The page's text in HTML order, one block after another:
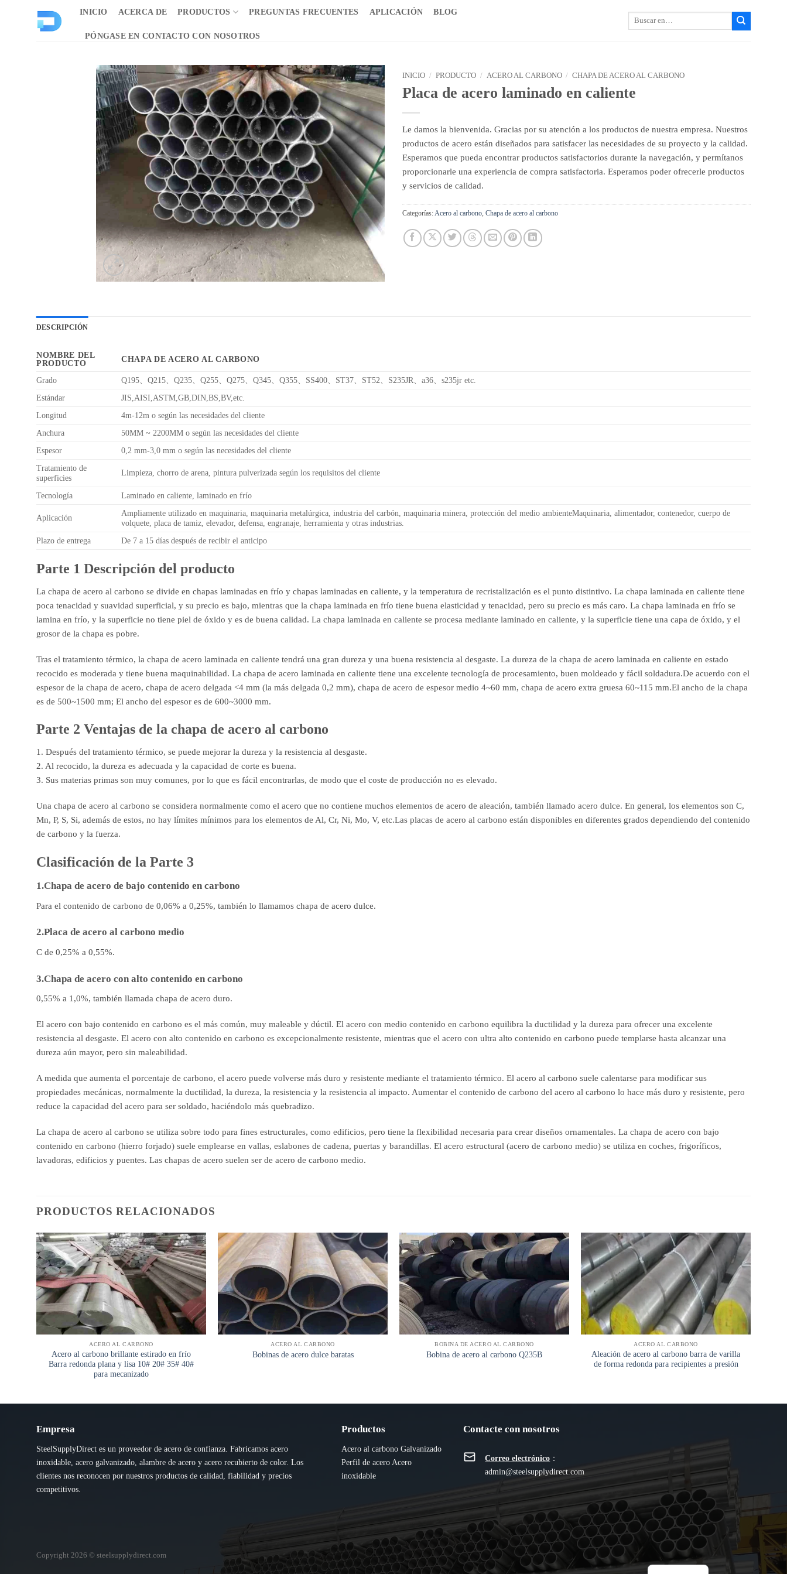
INICIO ACERCA DE PRODUCTOS PREGUNTAS FRECUENTES APLICACIÓN BLOG
PÓNGASE EN CONTACTO CON NOSOTROS
Buscar:
INICIO / PRODUCTO / ACERO AL CARBONO / CHAPA DE ACERO AL CARBONO
Placa de acero laminado en caliente
Le damos la bienvenida. Gracias por su atención a los productos de nuestra empresa. Nuestros
productos de acero están diseñados para satisfacer las necesidades de su proyecto y la calidad.
Esperamos que pueda encontrar productos satisfactorios durante la navegación, y permítanos
proporcionarle una experiencia de compra satisfactoria. Esperamos poder ofrecerle productos
y servicios de calidad.
Categorías: Acero al carbono Chapa de acero al carbono
DESCRIPCIÓN
NOMBRE DEL
PRODUCTO
CHAPA DE ACERO AL CARBONO
Grado
Q195、Q215、Q235、Q255、Q275、Q345、Q355、SS400、ST37、ST52、S235JR、a36、s235jr etc.
Estándar
JIS,AISI,ASTM,GB,DIN,BS,BV,etc.
Longitud
4m-12m o según las necesidades del cliente
Anchura
50MM ~ 2200MM o según las necesidades del cliente
Espesor
0,2 mm-3,0 mm o según las necesidades del cliente
Tratamiento de
superficies
Limpieza, chorro de arena, pintura pulverizada según los requisitos del cliente
Tecnología Laminado en caliente, laminado en frío
Aplicación
Ampliamente utilizado en maquinaria, maquinaria metalúrgica, industria del carbón, maquinaria minera, protección del medio ambienteMaquinaria, alimentador, contenedor, cuerpo de
volquete, placa de tamiz, elevador, defensa, engranaje, herramienta y otras industrias.
Plazo de entrega
De 7 a 15 días después de recibir el anticipo
Parte 1 Descripción del producto
La chapa de acero al carbono se divide en chapas laminadas en frío y chapas laminadas en caliente, y la temperatura de recristalización es el punto distintivo. La chapa laminada en caliente tiene
poca tenacidad y suavidad superficial, y su precio es bajo, mientras que la chapa laminada en frío tiene buena elasticidad y tenacidad, pero su precio es más caro. La chapa laminada en frío se
lamina en frío, y la superficie no tiene piel de óxido y es de buena calidad. La chapa laminada en caliente se procesa mediante laminado en caliente, y la superficie tiene una capa de óxido, y el
grosor de la chapa es pobre.
Tras el tratamiento térmico, la chapa de acero laminada en caliente tendrá una gran dureza y una buena resistencia al desgaste. La dureza de la chapa de acero laminada en caliente en estado
recocido es moderada y tiene buena maquinabilidad. La chapa de acero laminada en caliente tiene una excelente tecnología de procesamiento, buen moldeado y fácil soldadura.De acuerdo con el
espesor de la chapa de acero, chapa de acero delgada <4 mm (la más delgada 0,2 mm), chapa de acero de espesor medio 4~60 mm, chapa de acero extra gruesa 60~115 mm.El ancho de la chapa
es de 500~1500 mm; El ancho del espesor es de 600~3000 mm.
Parte 2 Ventajas de la chapa de acero al carbono
1. Después del tratamiento térmico, se puede mejorar la dureza y la resistencia al desgaste.
2. Al recocido, la dureza es adecuada y la capacidad de corte es buena.
3. Sus materias primas son muy comunes, por lo que es fácil encontrarlas, de modo que el coste de producción no es elevado.
Una chapa de acero al carbono se considera normalmente como el acero que no contiene muchos elementos de acero de aleación, también llamado acero dulce. En general, los elementos son C,
Mn, P, S, Si, además de estos, no hay límites mínimos para los elementos de Al, Cr, Ni, Mo, V, etc.Las placas de acero al carbono están disponibles en diferentes grados dependiendo del contenido
de carbono y la fuerza.
Clasificación de la Parte 3
1.Chapa de acero de bajo contenido en carbono
Para el contenido de carbono de 0,06% a 0,25%, también lo llamamos chapa de acero dulce.
2.Placa de acero al carbono medio
C de 0,25% a 0,55%.
3.Chapa de acero con alto contenido en carbono
0,55% a 1,0%, también llamada chapa de acero duro.
El acero con bajo contenido en carbono es el más común, muy maleable y dúctil. El acero con medio contenido en carbono equilibra la ductilidad y la dureza para ofrecer una excelente
resistencia al desgaste. El acero con alto contenido en carbono es excepcionalmente resistente, mientras que el acero con ultra alto contenido en carbono puede templarse hasta alcanzar una
dureza aún mayor, pero sin maleabilidad.
A medida que aumenta el porcentaje de carbono, el acero puede volverse más duro y resistente mediante el tratamiento térmico. El acero al carbono suele calentarse para modificar sus
propiedades mecánicas, normalmente la ductilidad, la dureza, la resistencia y la resistencia al impacto. Aumentar el contenido de carbono del acero al carbono lo hace más duro y resistente, pero
reduce la capacidad del acero para ser soldado, haciéndolo más quebradizo.
La chapa de acero al carbono se utiliza sobre todo para fines estructurales, como edificios, pero tiene la flexibilidad necesaria para crear diseños ornamentales. La chapa de acero con bajo
contenido en carbono (hierro forjado) suele emplearse en vallas, eslabones de cadena, puertas y barandillas. El acero estructural (acero de carbono medio) se utiliza en coches, frigoríficos,
lavadoras, edificios y puentes. Las chapas de acero suelen ser de acero de carbono medio.
PRODUCTOS RELACIONADOS
ACERO AL CARBONO
Acero al carbono brillante estirado en frío
Barra redonda plana y lisa 10# 20# 35# 40#
para mecanizado
ACERO AL CARBONO
Bobinas de acero dulce baratas
BOBINA DE ACERO AL CARBONO
Bobina de acero al carbono Q235B
ACERO AL CARBONO
Aleación de acero al carbono barra de varilla
de forma redonda para recipientes a presión
Empresa
SteelSupplyDirect es un proveedor de acero de confianza. Fabricamos acero
inoxidable, acero galvanizado, alambre de acero y acero recubierto de color. Los
clientes nos reconocen por nuestros productos de calidad, fiabilidad y precios
competitivos.
Productos
Acero al carbono Galvanizado
Perfil de acero Acero
inoxidable
Contacte con nosotros
Correo electrónico ：
admin@steelsupplydirect.com
Copyright 2026 © steelsupplydirect.com